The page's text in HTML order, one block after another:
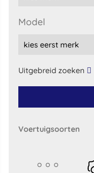
model
Uitgebreid zoeken
voertuigsoorten